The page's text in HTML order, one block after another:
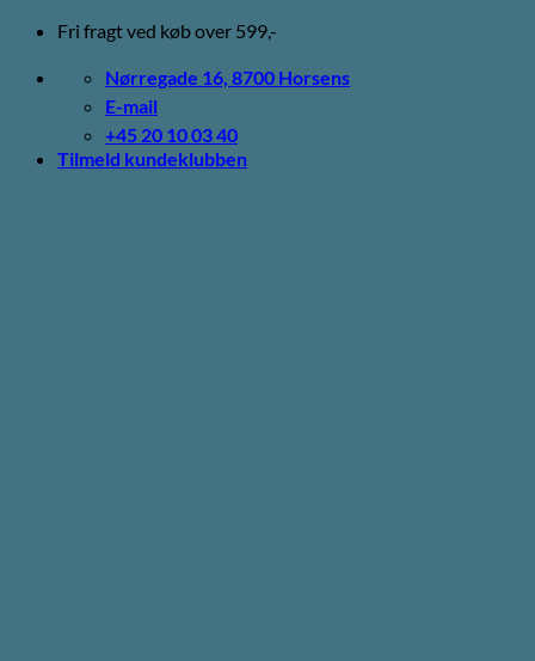
Fortsæt
indhold
Fri fragt ved køb over 599,-
Nørregade 16, 8700 Horsens
E-mail
+45 20 10 03 40
Tilmeld kundeklubben